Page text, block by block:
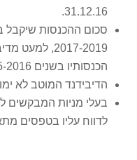
31.12.16.
סכום ההכנסות שיקבל
2017-2019, למעט
הכנסותיו בשנים 2015-2016, למעט מדיבידנד.
הדיבידנד המוטב לא
בעלי מניות המבקשים
לדווח עליו בטפסים